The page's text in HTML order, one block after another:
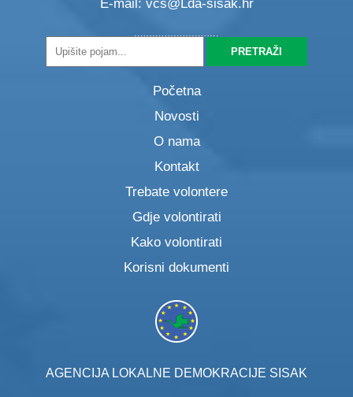
E-mail: vcs@Lda-sisak.hr
Početna
Novosti
O nama
Kontakt
Trebate volontere
Gdje volontirati
Kako volontirati
Korisni dokumenti
AGENCIJA LOKALNE DEMOKRACIJE SISAK